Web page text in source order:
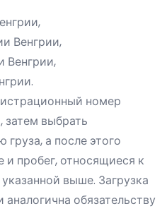
Венгрии,
Венгрии,
номер
затем выбрать
а после этого
пробег, относящиеся к
выше. Загрузка
обязательству